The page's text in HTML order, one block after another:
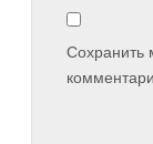
Сохранить